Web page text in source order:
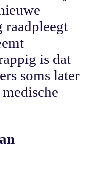
raadpleegt
is dat
soms later